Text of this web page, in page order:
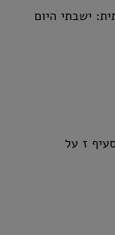
ישבתי היום
ז על